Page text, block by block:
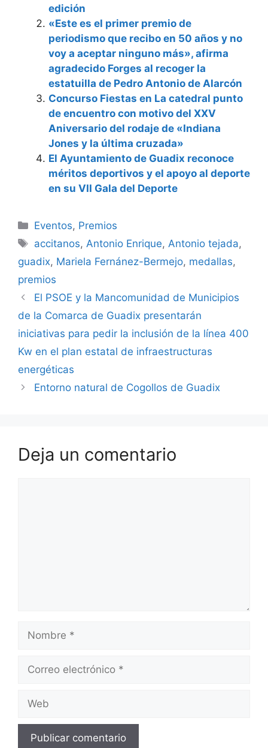
edición
«Este es el primer premio de
periodismo que recibo en 50 años y no
voy a aceptar ninguno más», afirma
agradecido Forges al recoger la
estatuilla de Pedro Antonio de Alarcón
Concurso Fiestas en La catedral punto
de encuentro con motivo del XXV
Aniversario del rodaje de «Indiana
Jones y la última cruzada»
El Ayuntamiento de Guadix reconoce
méritos deportivos y el apoyo al deporte
en su VII Gala del Deporte
Categorías
Eventos, Premios
Etiquetas
accitanos,Antonio Enrique,Antonio tejada,
guadix, Mariela Fernánez-Bermejo, medallas,
premios
El PSOE y la Mancomunidad de Municipios
de la Comarca de Guadix presentarán
iniciativas para pedir la inclusión de la línea 400
Kw en el plan estatal de infraestructuras
energéticas
Entorno natural de Cogollos de Guadix
Deja un comentario
Nombre
Correo
Web